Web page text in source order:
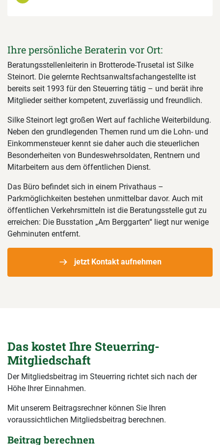
Ihre persönliche Beraterin vor Ort:
Beratungsstellenleiterin in Brotterode-Trusetal ist Silke
Steinort. Die gelernte Rechtsanwaltsfachangestellte ist
bereits seit 1993 für den Steuerring tätig – und berät ihre
Mitglieder seither kompetent, zuverlässig und freundlich.
Silke Steinort legt großen Wert auf fachliche Weiterbildung.
Neben den grundlegenden Themen rund um die Lohn- und
Einkommensteuer kennt sie daher auch die steuerlichen
Besonderheiten von Bundeswehrsoldaten, Rentnern und
Mitarbeitern aus dem öffentlichen Dienst.
Das Büro befindet sich in einem Privathaus –
Parkmöglichkeiten bestehen unmittelbar davor. Auch mit
öffentlichen Verkehrsmitteln ist die Beratungsstelle gut zu
erreichen: Die Busstation „Am Berggarten“ liegt nur wenige
Gehminuten entfernt.
jetzt Kontakt aufnehmen
Das kostet Ihre Steuerring-
Mitgliedschaft
Der Mitgliedsbeitrag im Steuerring richtet sich nach der
Höhe Ihrer Einnahmen.
Mit unserem Beitragsrechner können Sie Ihren
voraussichtlichen Mitgliedsbeitrag berechnen.
Beitrag berechnen